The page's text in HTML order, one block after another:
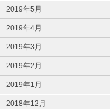
2019年5月
2019年4月
2019年3月
2019年2月
2019年1月
2018年12月